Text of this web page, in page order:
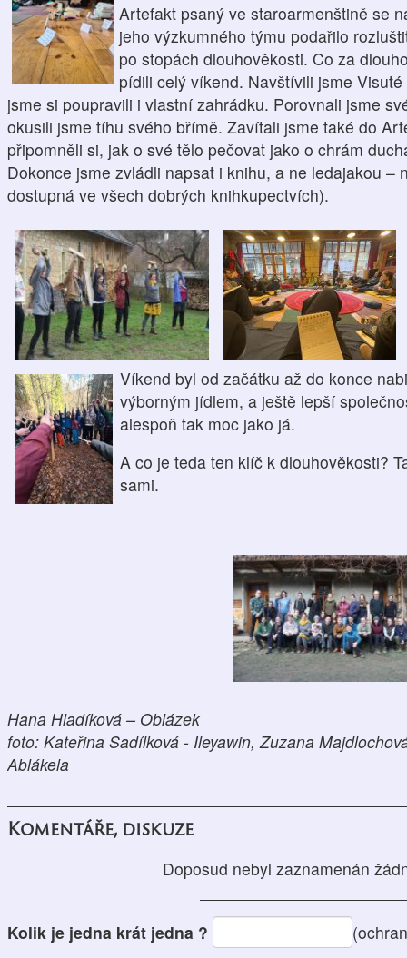
Artefakt psaný ve staroarmenštině se
jeho výzkumného týmu podařilo
po stopách dlouhověkosti. Co za
pídili celý víkend. Navštívili jsme
jsme si poupravili i vlastní zahrádku. Porovnali jsme
okusili jsme tíhu svého břímě. Zavítali jsme také do
připomněli si, jak o své tělo pečovat jako o chrám
Dokonce jsme zvládli napsat i knihu, a ne ledajakou –
dostupná ve všech dobrých knihkupectvích).
Víkend byl od začátku až do konce
výborným jídlem, a ještě lepší
alespoň tak moc jako já.
A co je teda ten klíč k dlouhověkosti?
sami.
Hana Hladíková – Oblázek
foto: Kateřina Sadílková - Ileyawin, Zuzana
Ablákela
Komentáře, diskuze
Doposud nebyl zaznamenán
Kolik je jedna krát jedna ?